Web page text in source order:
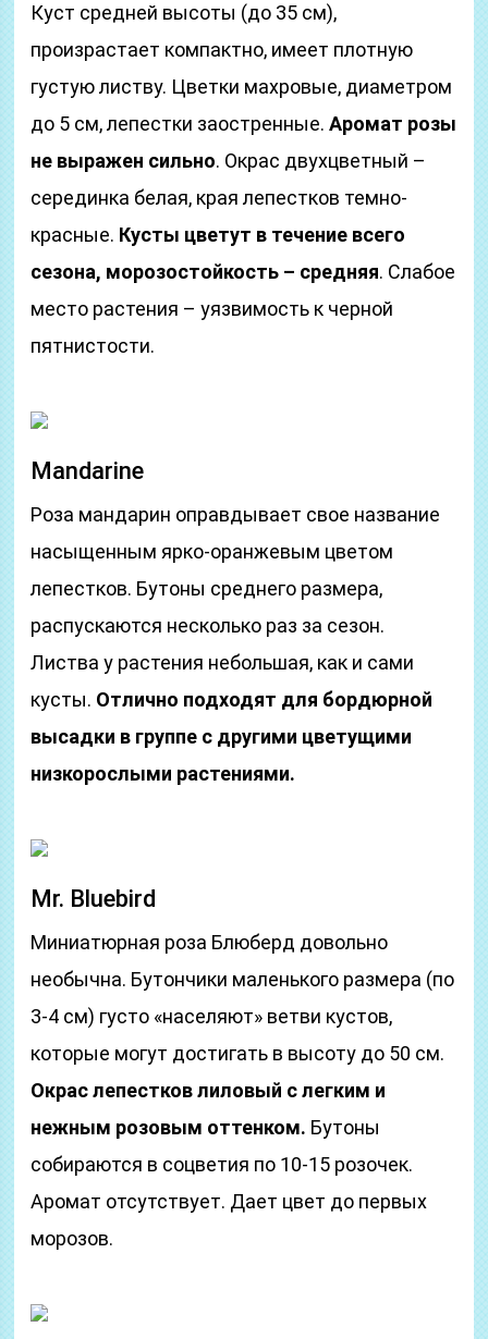
Куст средней высоты (до 35 см),
произрастает компактно, имеет плотную
густую листву. Цветки махровые, диаметром
до 5 см, лепестки заостренные.Аромат розы
не выражен сильно. Окрас двухцветный –
серединка белая, края лепестков темно-
красные. Кусты цветут в течение всего
сезона, морозостойкость – средняя. Слабое
место растения – уязвимость к черной
пятнистости.
Mandarine
Роза мандарин оправдывает свое название
насыщенным ярко-оранжевым цветом
лепестков. Бутоны среднего размера,
распускаются несколько раз за сезон.
Листва у растения небольшая, как и сами
кусты. Отлично подходят для бордюрной
высадки в группе с другими цветущими
низкорослыми растениями.
Mr. Bluebird
Миниатюрная роза Блюберд довольно
необычна. Бутончики маленького размера (по
3-4 см) густо «населяют» ветви кустов,
которые могут достигать в высоту до 50 см.
Окрас лепестков лиловый с легким и
нежным розовым оттенком. Бутоны
собираются в соцветия по 10-15 розочек.
Аромат отсутствует. Дает цвет до первых
морозов.